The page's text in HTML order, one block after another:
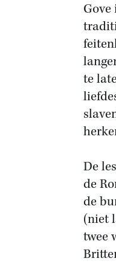
te
De
de
de
(niet
twee